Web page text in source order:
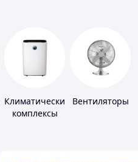
Климатические
комплексы
Вентиляторы